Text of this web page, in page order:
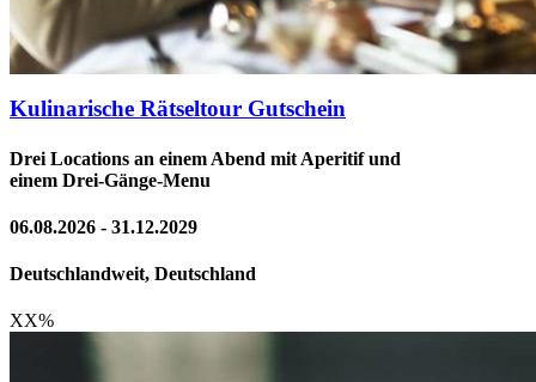
Kulinarische Rätseltour Gutschein
Drei Locations an einem Abend mit Aperitif und
einem Drei-Gänge-Menu
06.08.2026 - 31.12.2029
Deutschlandweit, Deutschland
XX%